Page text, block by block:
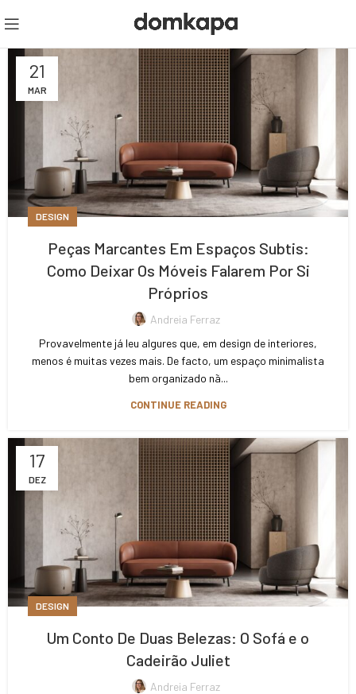
21
MAR
DESIGN
Peças Marcantes Em Espaços Subtis:
Como Deixar Os Móveis Falarem Por Si
Próprios
Andreia Ferraz
Provavelmente já leu algures que, em design de interiores,
menos é muitas vezes mais. De facto, um espaço minimalista
bem organizado nã...
CONTINUE READING
17
DEZ
DESIGN
Um Conto De Duas Belezas: O Sofá e o
Cadeirão Juliet
Andreia Ferraz